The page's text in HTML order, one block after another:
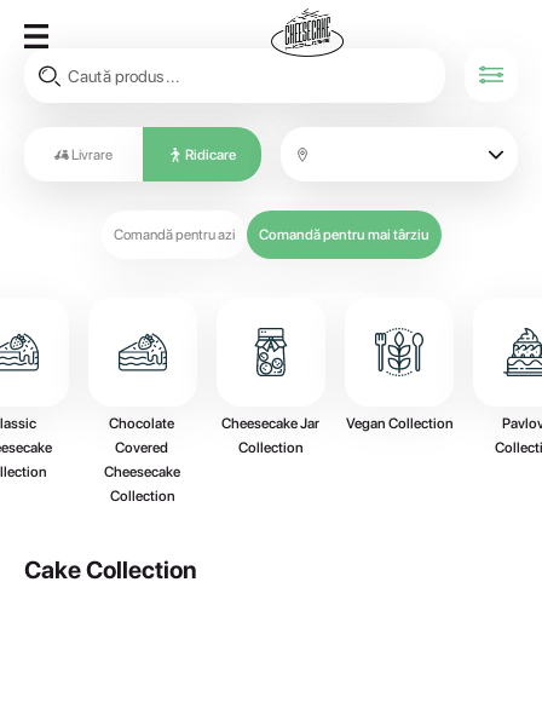
Livrare Ridicare
Comandă pentru azi Comandă pentru mai târziu
Chocolate
Covered
Cheesecake
Collection
Cheesecake Jar
Collection
Vegan Collection
Cake Collection